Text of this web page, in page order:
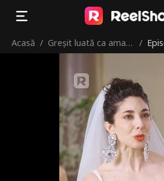
Acasă / Greșit luată ca amant
/